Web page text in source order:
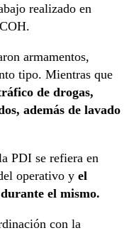
realizado en
armamentos,
tipo. Mientras que
de drogas,
además de lavado
PDI se refiera en
operativo y el
el mismo.
con la